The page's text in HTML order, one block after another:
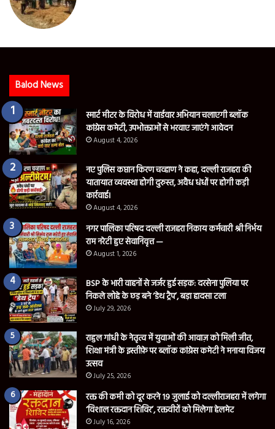
Balod News
स्मार्ट मीटर के विरोध में वार्डवार अभियान चलाएगी ब्लॉक
कांग्रेस कमेटी, उपभोक्ताओं से भरवाए जाएंगे आवेदन
August 4, 2026
नए पुलिस कप्तान किरण चव्हाण ने कहा, दल्ली राजहरा की
यातायात व्यवस्था होगी दुरुस्त, अवैध धंधों पर होगी कड़ी
कार्रवाई।
August 4, 2026
नगर पालिका परिषद दल्ली राजहरा निकाय कर्मचारी श्री निर्भय
राम नरेटी हुए सेवानिवृत्त —
August 1, 2026
BSP के भारी वाहनों से जर्जर हुई सड़क: दरसेना पुलिया पर
निकले लोहे के छड़ बने ‘डेथ ट्रैप’, बड़ा हादसा टला
July 29, 2026
राहुल गांधी के नेतृत्व में युवाओं की आवाज़ को मिली जीत,
शिक्षा मंत्री के इस्तीफ़े पर ब्लॉक कांग्रेस कमेटी ने मनाया विजय
उत्सव
July 25, 2026
रक्त की कमी को दूर करने 19 जुलाई को दल्लीराजहरा में लगेगा
‘विशाल रक्तदान शिविर’, रक्तवीरों को मिलेगा हेलमेट
July 16, 2026